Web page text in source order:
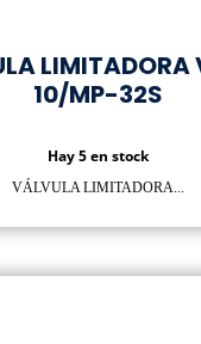
LIMITADORA
10/MP-32S
Hay 5 en stock
VÁLVULA LIMITADORA...